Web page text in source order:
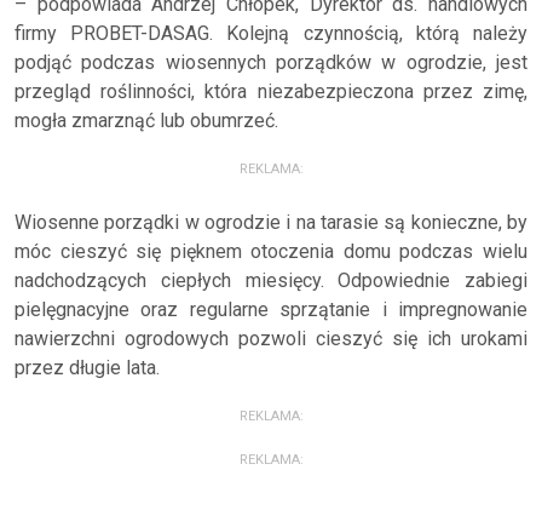
– podpowiada Andrzej Chłopek, Dyrektor ds. handlowych
firmy PROBET-DASAG. Kolejną czynnością, którą należy
podjąć podczas wiosennych porządków w ogrodzie, jest
przegląd roślinności, która niezabezpieczona przez zimę,
mogła zmarznąć lub obumrzeć.
REKLAMA:
Wiosenne porządki w ogrodzie i na tarasie są konieczne, by
móc cieszyć się pięknem otoczenia domu podczas wielu
nadchodzących ciepłych miesięcy. Odpowiednie zabiegi
pielęgnacyjne oraz regularne sprzątanie i impregnowanie
nawierzchni ogrodowych pozwoli cieszyć się ich urokami
przez długie lata.
REKLAMA:
REKLAMA: